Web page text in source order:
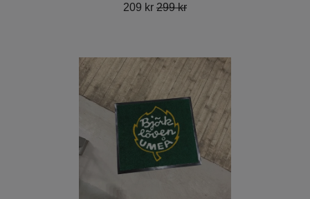
209 kr 299 kr